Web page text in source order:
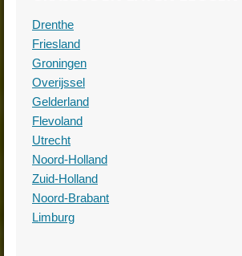
Drenthe
Friesland
Groningen
Overijssel
Gelderland
Flevoland
Utrecht
Noord-Holland
Zuid-Holland
Noord-Brabant
Limburg